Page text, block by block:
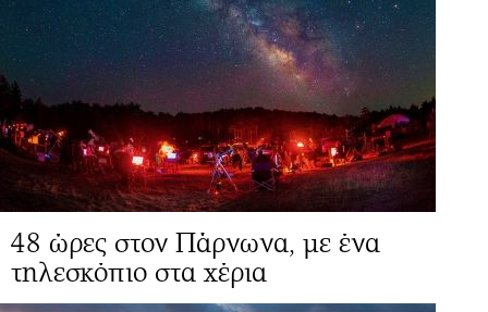
48 ώρες στον Πάρνωνα, με ένα
τηλεσκόπιο στα χέρια